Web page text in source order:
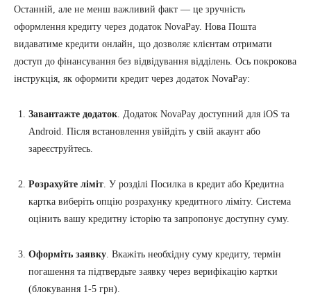
Останній, але не менш важливий факт — це зручність
оформлення кредиту через додаток NovaPay. Нова Пошта
видаватиме кредити онлайн, що дозволяє клієнтам отримати
доступ до фінансування без відвідування відділень. Ось покрокова
інструкція, як оформити кредит через додаток NovaPay:
Завантажте додаток. Додаток NovaPay доступний для iOS та
Android. Після встановлення увійдіть у свій акаунт або
зареєструйтесь.
Розрахуйте ліміт. У розділі Посилка в кредит або Кредитна
картка виберіть опцію розрахунку кредитного ліміту. Система
оцінить вашу кредитну історію та запропонує доступну суму.
Оформіть заявку. Вкажіть необхідну суму кредиту, термін
погашення та підтвердьте заявку через верифікацію картки
(блокування 1-5 грн).